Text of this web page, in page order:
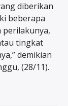
diberikan
beberapa
perilakunya,
tingkat
demikian
(28/11).